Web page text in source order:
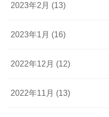
2023年2月 (13)
2023年1月 (16)
2022年12月 (12)
2022年11月 (13)